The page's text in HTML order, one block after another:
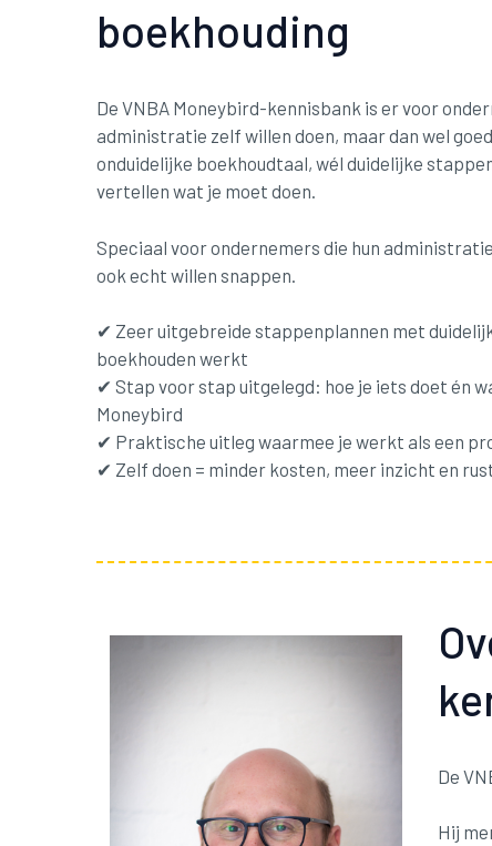
boekhouding
De VNBA Moneybird-kennisbank is er voor
administratie zelf willen doen, maar dan wel
onduidelijke boekhoudtaal, wél duidelijke
vertellen wat je moet doen.
Speciaal voor ondernemers die hun
ook echt willen snappen.
✔ Zeer uitgebreide stappenplannen met
boekhouden werkt
✔ Stap voor stap uitgelegd: hoe je iets doet én
Moneybird
✔ Praktische uitleg waarmee je werkt als een
✔ Zelf doen = minder kosten, meer inzicht en
De
Hij